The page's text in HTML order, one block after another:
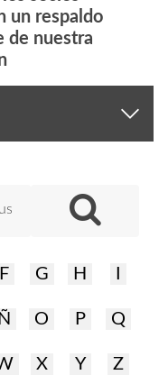
un respaldo
de nuestra
F G H
Ñ O P Q
X Y Z